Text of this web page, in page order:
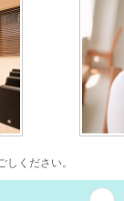
ください。